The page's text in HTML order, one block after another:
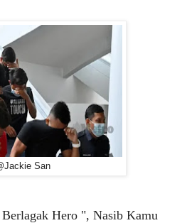
San
Berlagak Hero ", Nasib Kamu